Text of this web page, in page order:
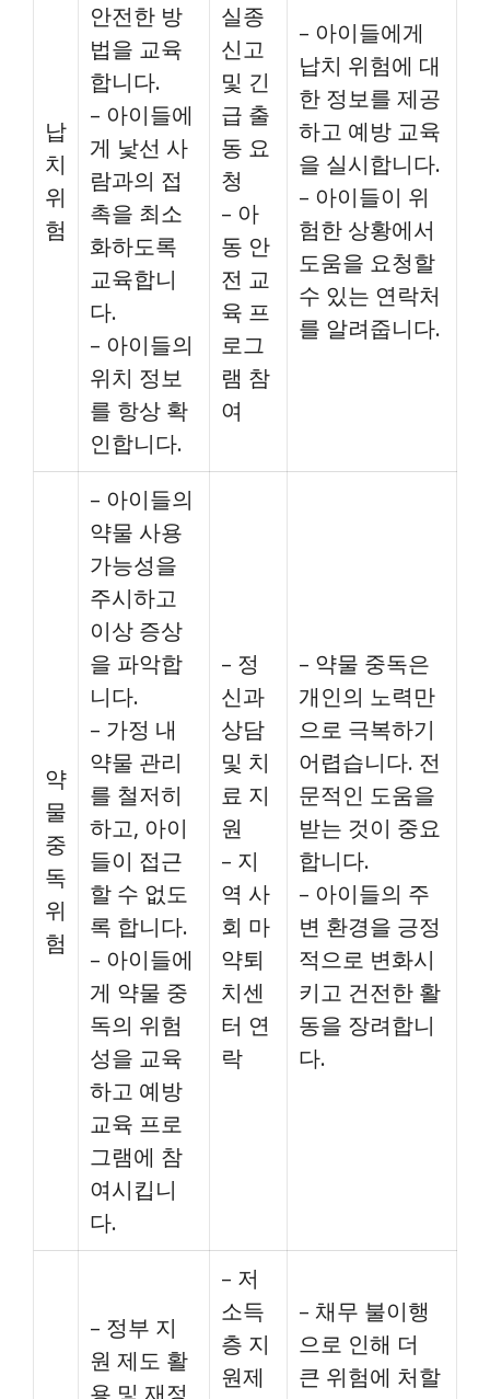
납
치
위
험
안전한 방
법을 교육
합니다.
– 아이들에
게 낯선 사
람과의 접
촉을 최소
화하도록
교육합니
다.
– 아이들의
위치 정보
를 항상 확
인합니다.
실종
신고
및 긴
급 출
동 요
청
– 아
동 안
전 교
육 프
로그
램 참
여
– 아이들에게
납치 위험에 대
한 정보를 제공
하고 예방 교육
을 실시합니다.
– 아이들이 위
험한 상황에서
도움을 요청할
수 있는 연락처
를 알려줍니다.
약
물
중
독
위
험
– 아이들의
약물 사용
가능성을
주시하고
이상 증상
을 파악합
니다.
– 가정 내
약물 관리
를 철저히
하고, 아이
들이 접근
할 수 없도
록 합니다.
– 아이들에
게 약물 중
독의 위험
성을 교육
하고 예방
교육 프로
그램에 참
여시킵니
다.
– 정
신과
상담
및 치
료 지
원
– 지
역 사
회 마
약퇴
치센
터 연
락
– 약물 중독은
개인의 노력만
으로 극복하기
어렵습니다. 전
문적인 도움을
받는 것이 중요
합니다.
– 아이들의 주
변 환경을 긍정
적으로 변화시
키고 건전한 활
동을 장려합니
다.
– 정부 지
원 제도 활
용 및 재정
– 저
소득
층 지
원제
– 채무 불이행
으로 인해 더
큰 위험에 처할